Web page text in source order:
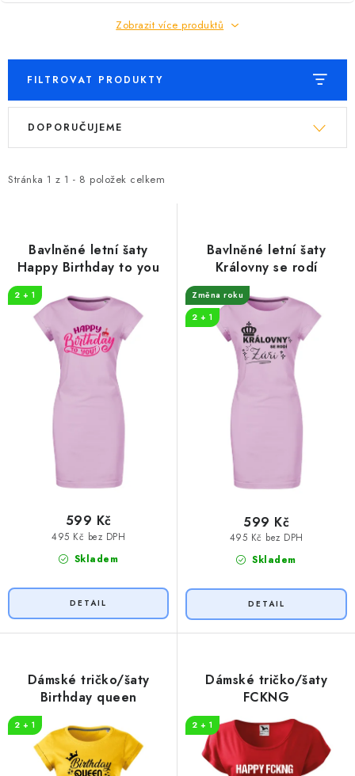
Zobrazit více produktů
FILTROVAT PRODUKTY
V
i
o
d
Stránka 1 z 1 - 8 položek celkem
Ř
e
o
DOPORUČUJEME
Bavlněné letní šaty
Happy Birthday to you
2 + 1
Skladem
495 Kč bez DPH
599 Kč
Bavlněné letní šaty
Královny se rodí
Změna roku
2 + 1
Skladem
495 Kč bez DPH
599 Kč
Dámské tričko/šaty
Birthday queen
2 + 1
Dámské tričko/šaty
FCKNG
2 + 1